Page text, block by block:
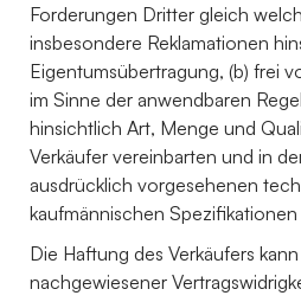
Forderungen Dritter gleich
insbesondere Reklamationen
Eigentumsübertragung, (b) frei
im Sinne der anwendbaren
hinsichtlich Art, Menge und
Verkäufer vereinbarten und in
ausdrücklich vorgesehenen
kaufmännischen
Die Haftung des Verkäufers
nachgewiesener